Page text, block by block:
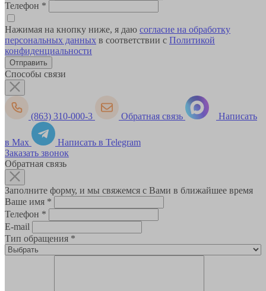
Телефон *
Нажимая на кнопку ниже, я даю согласие на обработку
персональных данных в соответствии с Политикой
конфиденциальности
Способы связи
(863) 310-000-3 Обратная связь Написать
в Max
Написать в Telegram
Заказать звонок
Обратная связь
Заполните форму, и мы свяжемся с Вами в ближайшее время
Ваше имя *
Телефон *
E-mail
Тип обращения *